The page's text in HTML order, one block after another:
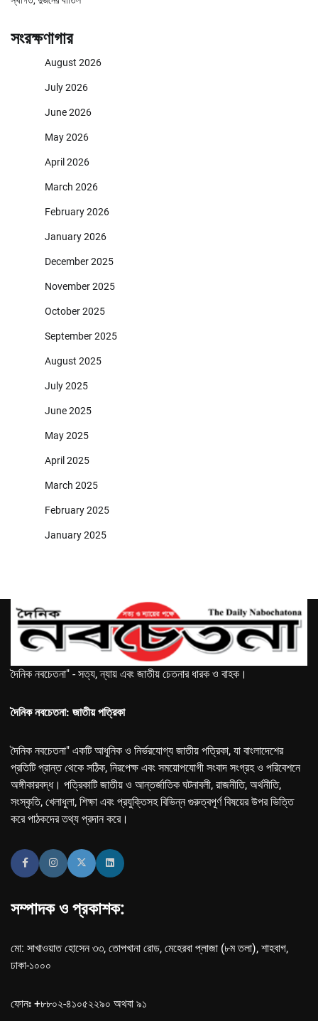
সংরক্ষণাগার
August 2026
July 2026
June 2026
May 2026
April 2026
March 2026
February 2026
January 2026
December 2025
November 2025
October 2025
September 2025
August 2025
July 2025
June 2025
May 2025
April 2025
March 2025
February 2025
January 2025
দৈনিক নবচেতনা" - সত্য, ন্যায় এবং জাতীয় চেতনার ধারক ও বাহক।
দৈনিক নবচেতনা: জাতীয় পত্রিকা
দৈনিক নবচেতনা" একটি আধুনিক ও নির্ভরযোগ্য জাতীয় পত্রিকা, যা বাংলাদেশের
প্রতিটি প্রান্ত থেকে সঠিক, নিরপেক্ষ এবং সময়োপযোগী সংবাদ সংগ্রহ ও পরিবেশনে
অঙ্গীকারবদ্ধ। পত্রিকাটি জাতীয় ও আন্তর্জাতিক ঘটনাবলী, রাজনীতি, অর্থনীতি,
সংস্কৃতি, খেলাধুলা, শিক্ষা এবং প্রযুক্তিসহ বিভিন্ন গুরুত্বপূর্ণ বিষয়ের উপর ভিত্তি
করে পাঠকদের তথ্য প্রদান করে।
সম্পাদক ও প্রকাশক:
মো: সাখাওয়াত হোসেন ৩৩, তোপখানা রোড, মেহেরবা প্লাজা (৮ম তলা), শাহবাগ,
ঢাকা-১০০০
ফোনঃ +৮৮০২-৪১০৫২২৯০ অথবা ৯১